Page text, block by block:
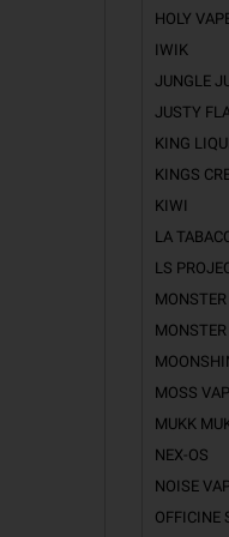
HOLY
IWIK
JUNGLE
JUSTY
KING
KINGS
KIWI
LA
LS
MOSS
MUKK
NEX-OS
NOISE
OFFICINE